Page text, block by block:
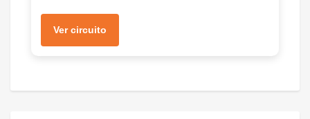
Ver circuito